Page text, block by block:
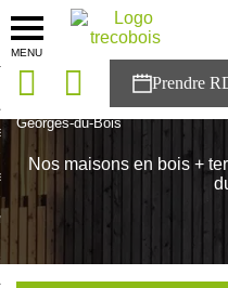
MENU
solutions
Trecobois
Georges-du-Bois
Nos maisons en bois +